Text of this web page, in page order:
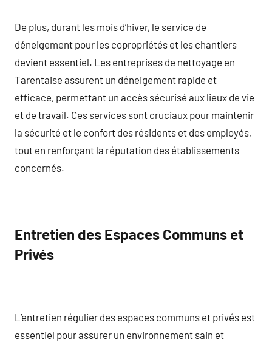
De plus, durant les mois d’hiver, le service de
déneigement pour les copropriétés et les chantiers
devient essentiel. Les entreprises de nettoyage en
Tarentaise assurent un déneigement rapide et
efficace, permettant un accès sécurisé aux lieux de vie
et de travail. Ces services sont cruciaux pour maintenir
la sécurité et le confort des résidents et des employés,
tout en renforçant la réputation des établissements
concernés.
Entretien des Espaces Communs et
Privés
L’entretien régulier des espaces communs et privés est
essentiel pour assurer un environnement sain et